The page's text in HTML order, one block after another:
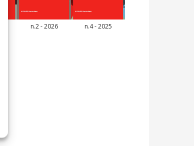
n.2 - 2026 n.4 - 2025